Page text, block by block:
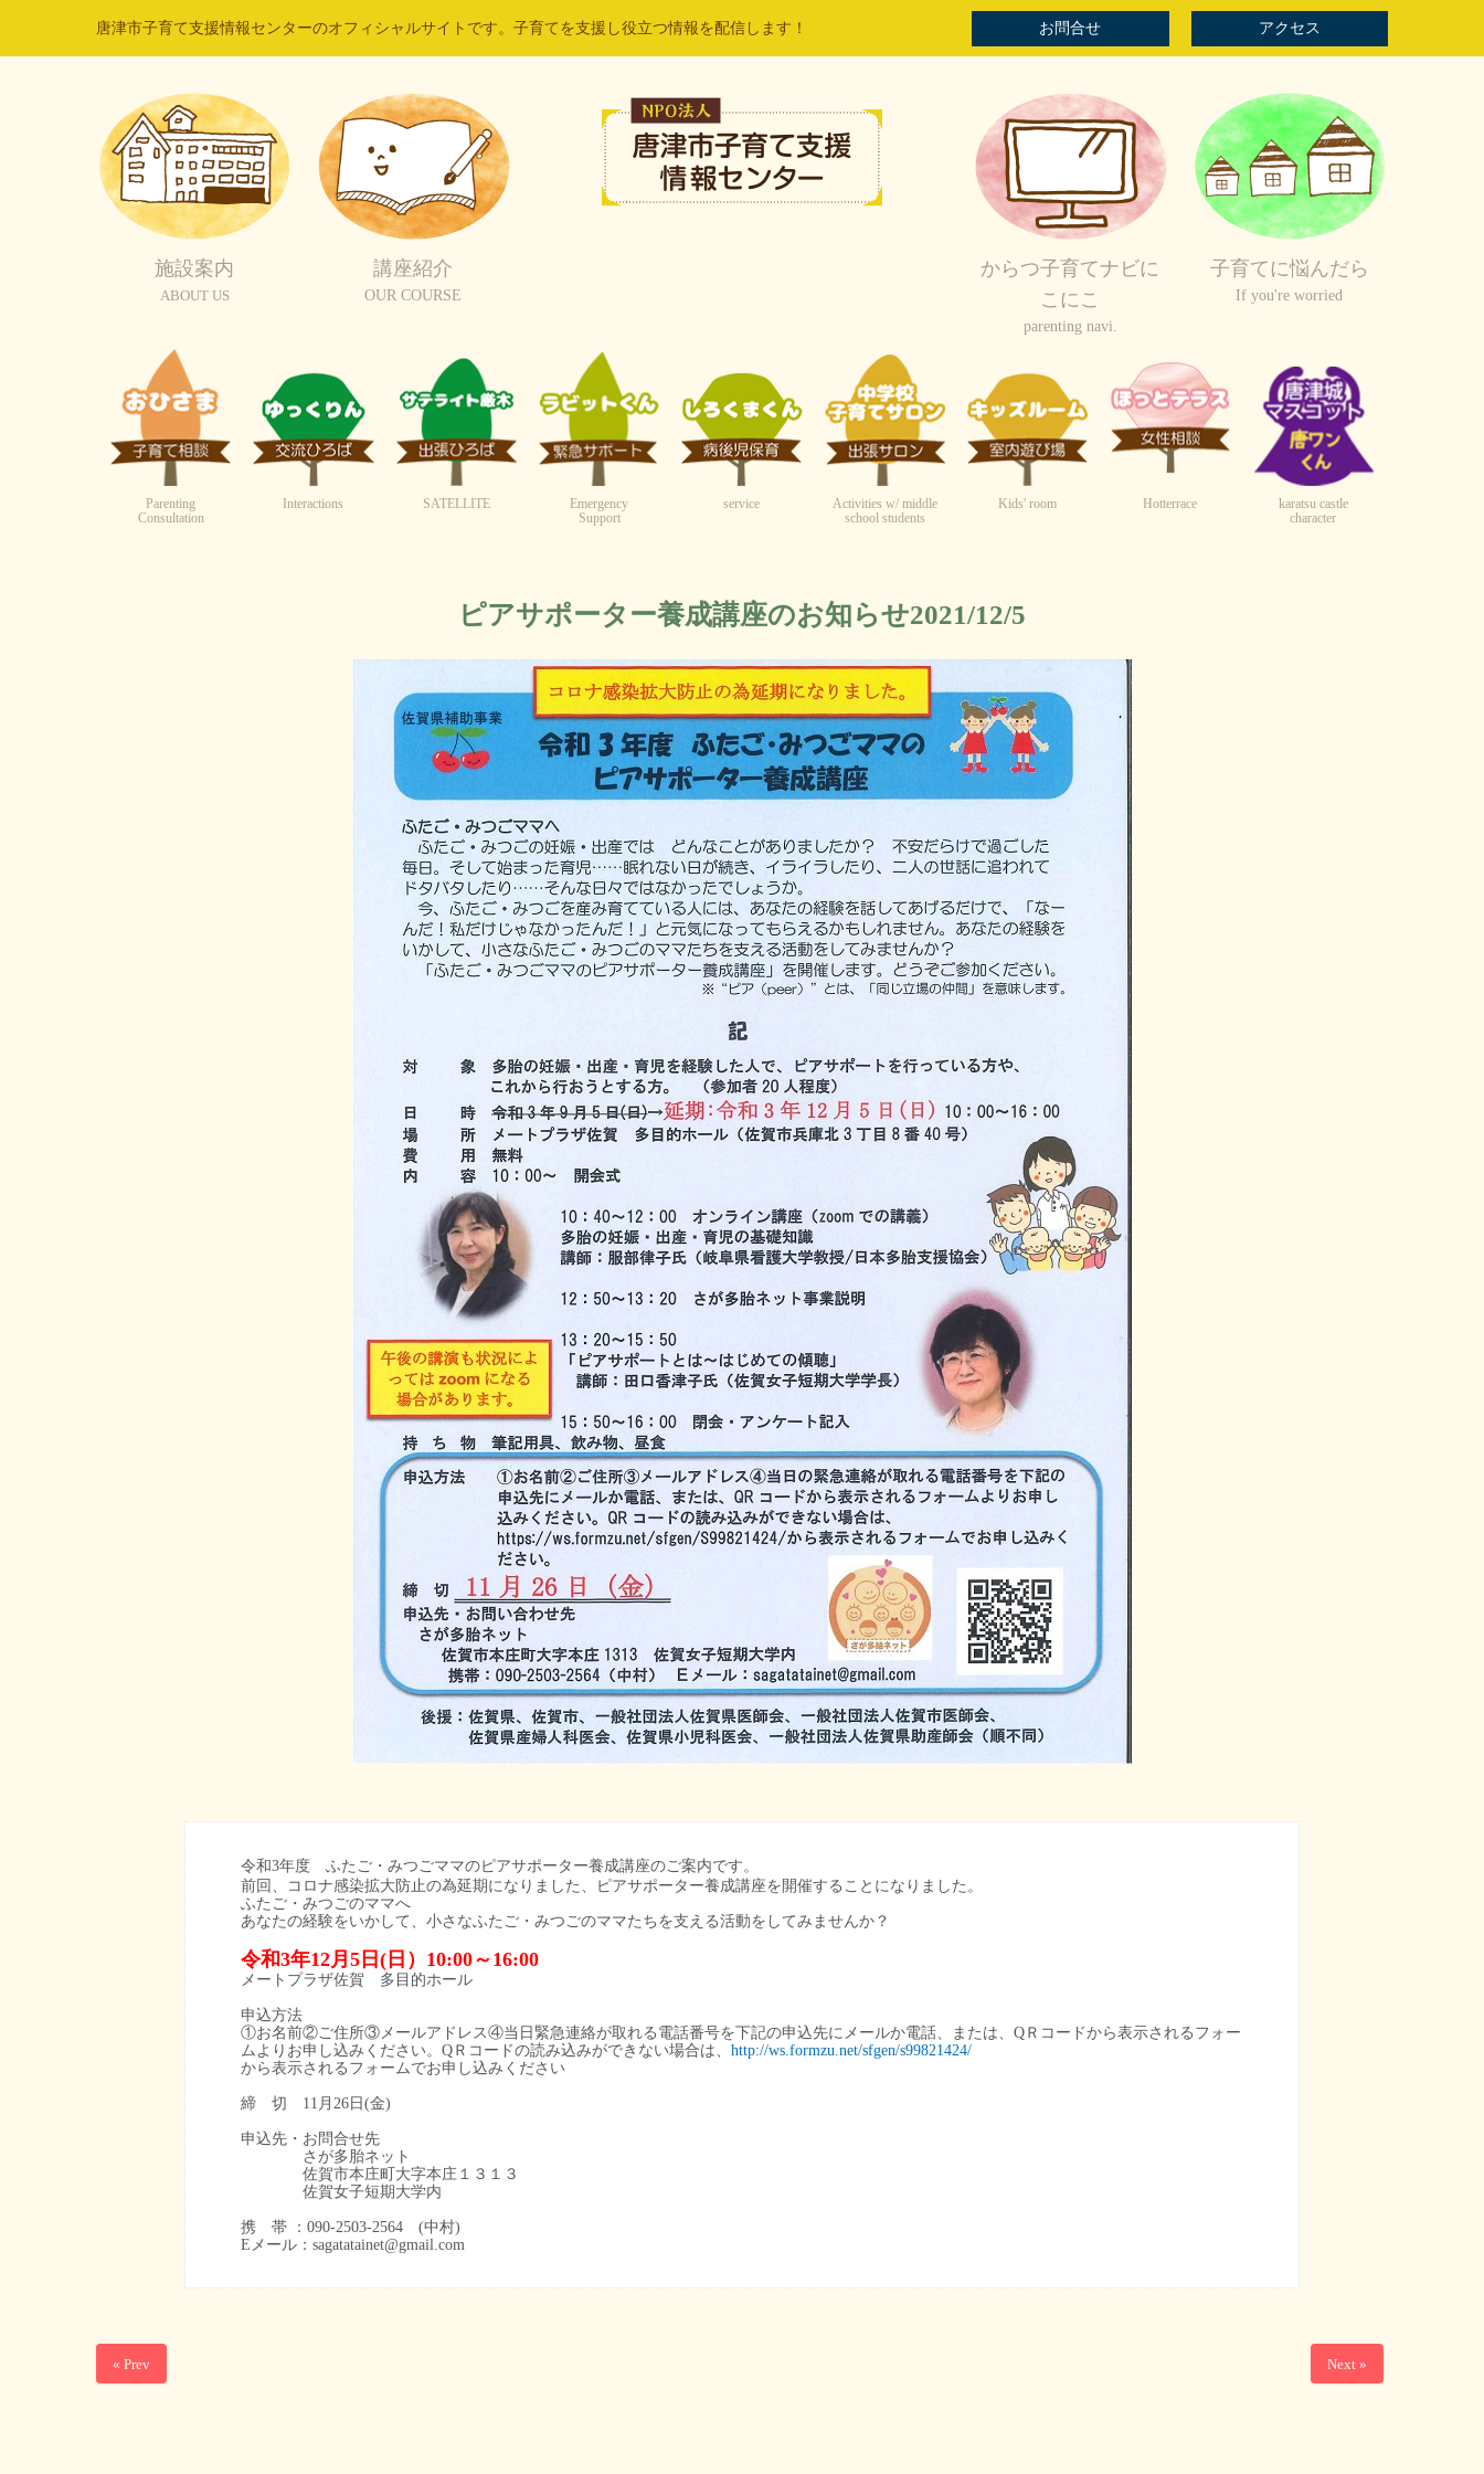
唐津市子育て支援情報センターのオフィシャルサイトです。子育てを支援し役立つ情報を配信します！ お問合せ アクセス
施設案内
ABOUT US
講座紹介
OUR COURSE
からつ子育てナビに
こにこ
parenting navi.
子育てに悩んだら
If you're worried
Parenting
Consultation
Interactions SATELLITE
Emergency
Support
service
Activities w/ middle
school students
Kids' room Hotterrace
karatsu castle
character
ピアサポーター養成講座のお知らせ2021/12/5
令和3年度 ふたご・みつごママのピアサポーター養成講座のご案内です。
前回、コロナ感染拡大防止の為延期になりました、ピアサポーター養成講座を開催することになりました。
ふたご・みつごのママへ
あなたの経験をいかして、小さなふたご・みつごのママたちを支える活動をしてみませんか？
令和3年12月5日(日）10:00～16:00
メートプラザ佐賀 多目的ホール
申込方法
①お名前②ご住所③メールアドレス④当日緊急連絡が取れる電話番号を下記の申込先にメールか電話、または、QＲコードから表示されるフォー
ムよりお申し込みください。QＲコードの読み込みができない場合は、 http://ws.formzu.net/sfgen/s99821424/
から表示されるフォームでお申し込みください
締 切 11月26日(金)
申込先・お問合せ先
さが多胎ネット
佐賀市本庄町大字本庄１３１３
佐賀女子短期大学内
携 帯 ：090-2503-2564 (中村)
Eメール：sagatatainet@gmail.com
« Prev Next »